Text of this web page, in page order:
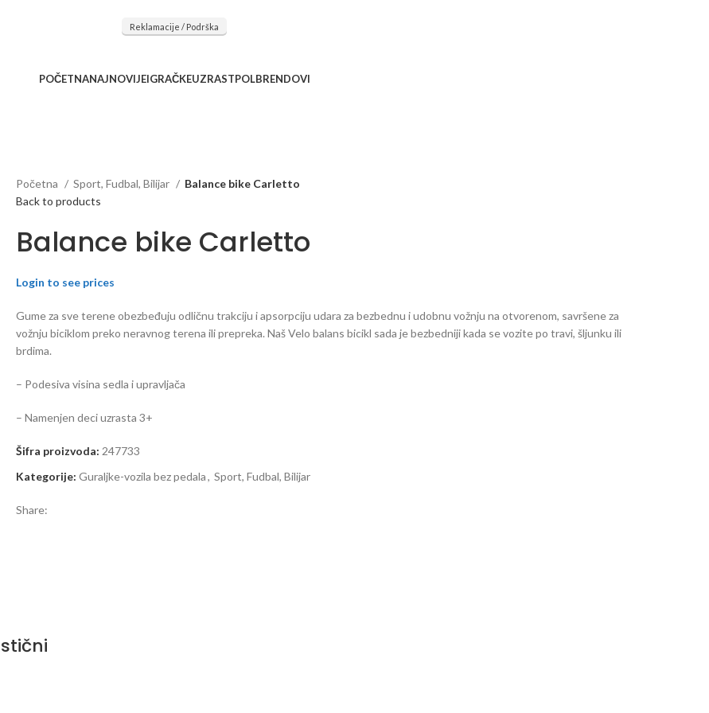
Reklamacije / Podrška
POČETNANAJNOVIJEIGRAČKEUZRASTPOLBRENDOVI
Početna Sport, Fudbal, Bilijar
Balance bike Carletto
Back to products
Balance bike Carletto
Login to see prices
Gume za sve terene obezbeđuju odličnu trakciju i apsorpciju udara za bezbednu i udobnu vožnju na otvorenom, savršene za
vožnju biciklom preko neravnog terena ili prepreka. Naš Velo balans bicikl sada je bezbedniji kada se vozite po travi, šljunku ili
brdima.
– Podesiva visina sedla i upravljača
– Namenjen deci uzrasta 3+
Šifra proizvoda: 247733
Kategorije: Guraljke-vozila bez pedala, Sport, Fudbal, Bilijar
Share: